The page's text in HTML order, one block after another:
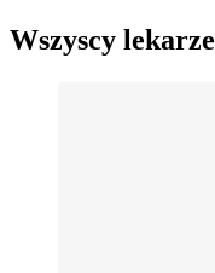
Wszyscy lekarze